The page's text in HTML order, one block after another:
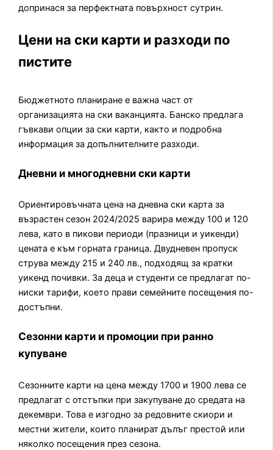
допринася за перфектната повърхност сутрин.
Цени на ски карти и разходи по
пистите
Бюджетното планиране е важна част от
организацията на ски ваканцията. Банско предлага
гъвкави опции за ски карти, както и подробна
информация за допълнителните разходи.
Дневни и многодневни ски карти
Ориентировъчната цена на дневна ски карта за
възрастен сезон 2024/2025 варира между 100 и 120
лева, като в пикови периоди (празници и уикенди)
цената е към горната граница. Двудневен пропуск
струва между 215 и 240 лв., подходящ за кратки
уикенд почивки. За деца и студенти се предлагат по-
ниски тарифи, което прави семейните посещения по-
достъпни.
Сезонни карти и промоции при ранно
купуване
Сезонните карти на цена между 1700 и 1900 лева се
предлагат с отстъпки при закупуване до средата на
декември. Това е изгодно за редовните скиори и
местни жители, които планират дълъг престой или
няколко посещения през сезона.